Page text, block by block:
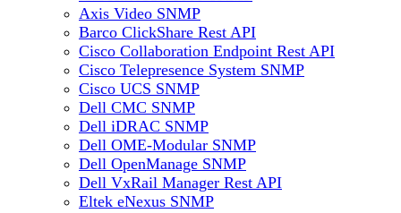
Axis Video SNMP
Barco ClickShare Rest API
Cisco Collaboration Endpoint Rest API
Cisco Telepresence System SNMP
Cisco UCS SNMP
Dell CMC SNMP
Dell iDRAC SNMP
Dell OME-Modular SNMP
Dell OpenManage SNMP
Dell VxRail Manager Rest API
Eltek eNexus SNMP